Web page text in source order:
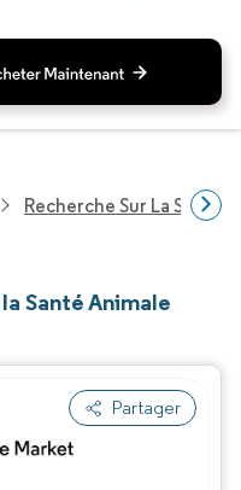
Recherche Sur La Santé
Santé Animale
Partager